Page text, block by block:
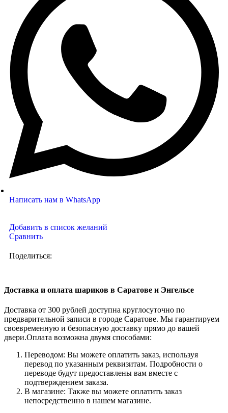
Написать нам в WhatsApp
Добавить в список желаний
Сравнить
Поделиться:
Доставка и оплата шариков в Саратове и Энгельсе
Доставка от 300 рублей доступна круглосуточно по
предварительной записи в городе Саратове. Мы гарантируем
своевременную и безопасную доставку прямо до вашей
двери.Оплата возможна двумя способами:
Переводом: Вы можете оплатить заказ, используя
перевод по указанным реквизитам. Подробности о
переводе будут предоставлены вам вместе с
подтверждением заказа.
В магазине: Также вы можете оплатить заказ
непосредственно в нашем магазине.